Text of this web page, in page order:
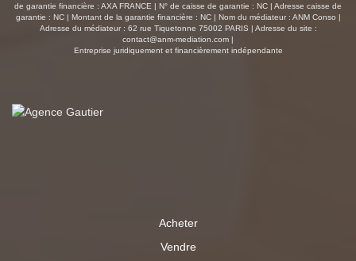
de garantie financière : AXA FRANCE | N° de caisse de garantie : NC | Adresse caisse de
garantie : NC | Montant de la garantie financière : NC | Nom du médiateur : ANM Conso |
Adresse du médiateur : 62 rue Tiquetonne 75002 PARIS | Adresse du site :
contact@anm-mediation.com |
Entreprise juridiquement et financièrement indépendante
Acheter
Vendre